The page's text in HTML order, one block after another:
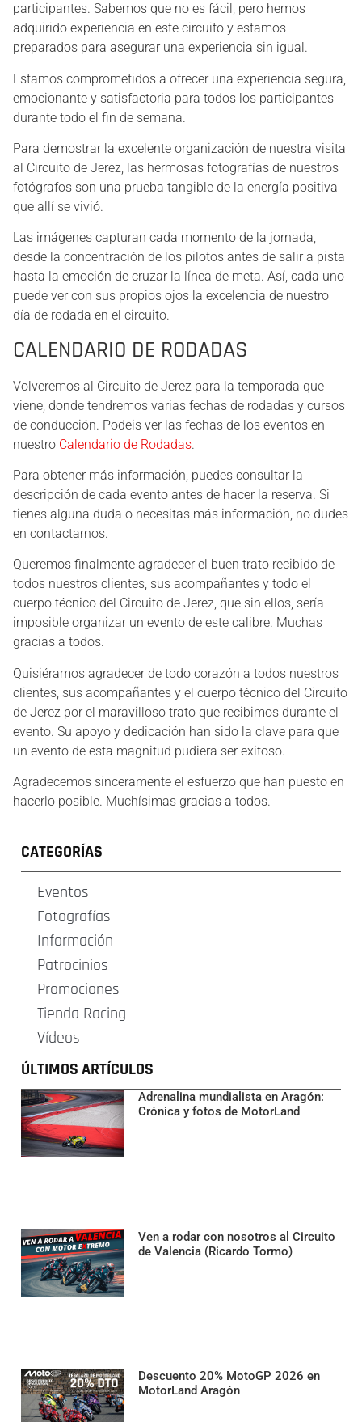
participantes. Sabemos que no es fácil, pero hemos
adquirido experiencia en este circuito y estamos
preparados para asegurar una experiencia sin igual.
Estamos comprometidos a ofrecer una experiencia segura,
emocionante y satisfactoria para todos los participantes
durante todo el fin de semana.
Para demostrar la excelente organización de nuestra visita
al Circuito de Jerez, las hermosas fotografías de nuestros
fotógrafos son una prueba tangible de la energía positiva
que allí se vivió.
Las imágenes capturan cada momento de la jornada,
desde la concentración de los pilotos antes de salir a pista
hasta la emoción de cruzar la línea de meta. Así, cada uno
puede ver con sus propios ojos la excelencia de nuestro
día de rodada en el circuito.
CALENDARIO DE RODADAS
Volveremos al Circuito de Jerez para la temporada que
viene, donde tendremos varias fechas de rodadas y cursos
de conducción. Podeis ver las fechas de los eventos en
nuestro Calendario de Rodadas.
Para obtener más información, puedes consultar la
descripción de cada evento antes de hacer la reserva. Si
tienes alguna duda o necesitas más información, no dudes
en contactarnos.
Queremos finalmente agradecer el buen trato recibido de
todos nuestros clientes, sus acompañantes y todo el
cuerpo técnico del Circuito de Jerez, que sin ellos, sería
imposible organizar un evento de este calibre. Muchas
gracias a todos.
Quisiéramos agradecer de todo corazón a todos nuestros
clientes, sus acompañantes y el cuerpo técnico del Circuito
de Jerez por el maravilloso trato que recibimos durante el
evento. Su apoyo y dedicación han sido la clave para que
un evento de esta magnitud pudiera ser exitoso.
Agradecemos sinceramente el esfuerzo que han puesto en
hacerlo posible. Muchísimas gracias a todos.
CATEGORÍAS
Eventos
Fotografías
Información
Patrocinios
Promociones
Tienda Racing
Vídeos
ÚLTIMOS ARTÍCULOS
Adrenalina mundialista en Aragón:
Crónica y fotos de MotorLand
Ven a rodar con nosotros al Circuito
de Valencia (Ricardo Tormo)
Descuento 20% MotoGP 2026 en
MotorLand Aragón